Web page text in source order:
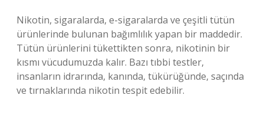
Nikotin, sigaralarda, e-sigaralarda ve çeşitli tütün
ürünlerinde bulunan bağımlılık yapan bir maddedir.
Tütün ürünlerini tükettikten sonra, nikotinin bir
kısmı vücudumuzda kalır. Bazı tıbbi testler,
insanların idrarında, kanında, tükürüğünde, saçında
ve tırnaklarında nikotin tespit edebilir.